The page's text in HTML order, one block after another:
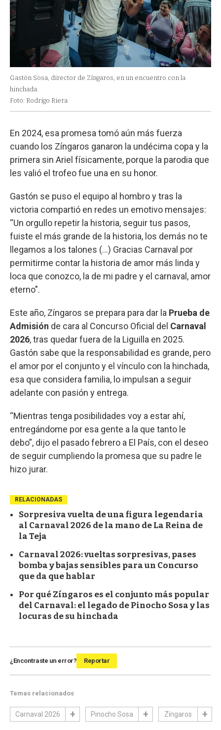
Gastón Sosa, director de Zíngaros, en un encuentro con la
hinchada.
Foto: Rodrigo Riera
En 2024, esa promesa tomó aún más fuerza
cuando los Zíngaros ganaron la undécima copa y la
primera sin Ariel físicamente, porque la parodia que
les valió el trofeo fue una en su honor.
Gastón se puso el equipo al hombro y tras la
victoria compartió en redes un emotivo mensajes:
“Un orgullo repetir la historia, seguir tus pasos,
fuiste el más grande de la historia, los demás no te
llegamos a los talones (...) Gracias Carnaval por
permitirme contar la historia de amor más linda y
loca que conozco, la de mi padre y el carnaval, amor
eterno".
Este año, Zíngaros se prepara para dar la Prueba de
Admisión de cara al Concurso Oficial del Carnaval
2026, tras quedar fuera de la Liguilla en 2025.
Gastón sabe que la responsabilidad es grande, pero
el amor por el conjunto y el vínculo con la hinchada,
esa que considera familia, lo impulsan a seguir
adelante con pasión y entrega.
“Mientras tenga posibilidades voy a estar ahí,
entregándome por esa gente a la que tanto le
debo”, dijo el pasado febrero a El País, con el deseo
de seguir cumpliendo la promesa que su padre le
hizo jurar.
RELACIONADAS
Sorpresiva vuelta de una figura legendaria
al Carnaval 2026 de la mano de La Reina de
la Teja
Carnaval 2026: vueltas sorpresivas, pases
bomba y bajas sensibles para un Concurso
que da que hablar
Por qué Zíngaros es el conjunto más popular
del Carnaval: el legado de Pinocho Sosa y las
locuras de su hinchada
¿Encontraste un error? Reportar
Temas relacionados
Carnaval 2026 Pinocho Sosa Zíngaros